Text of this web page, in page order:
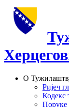
О
Ријеч
Кодекс
Поруке